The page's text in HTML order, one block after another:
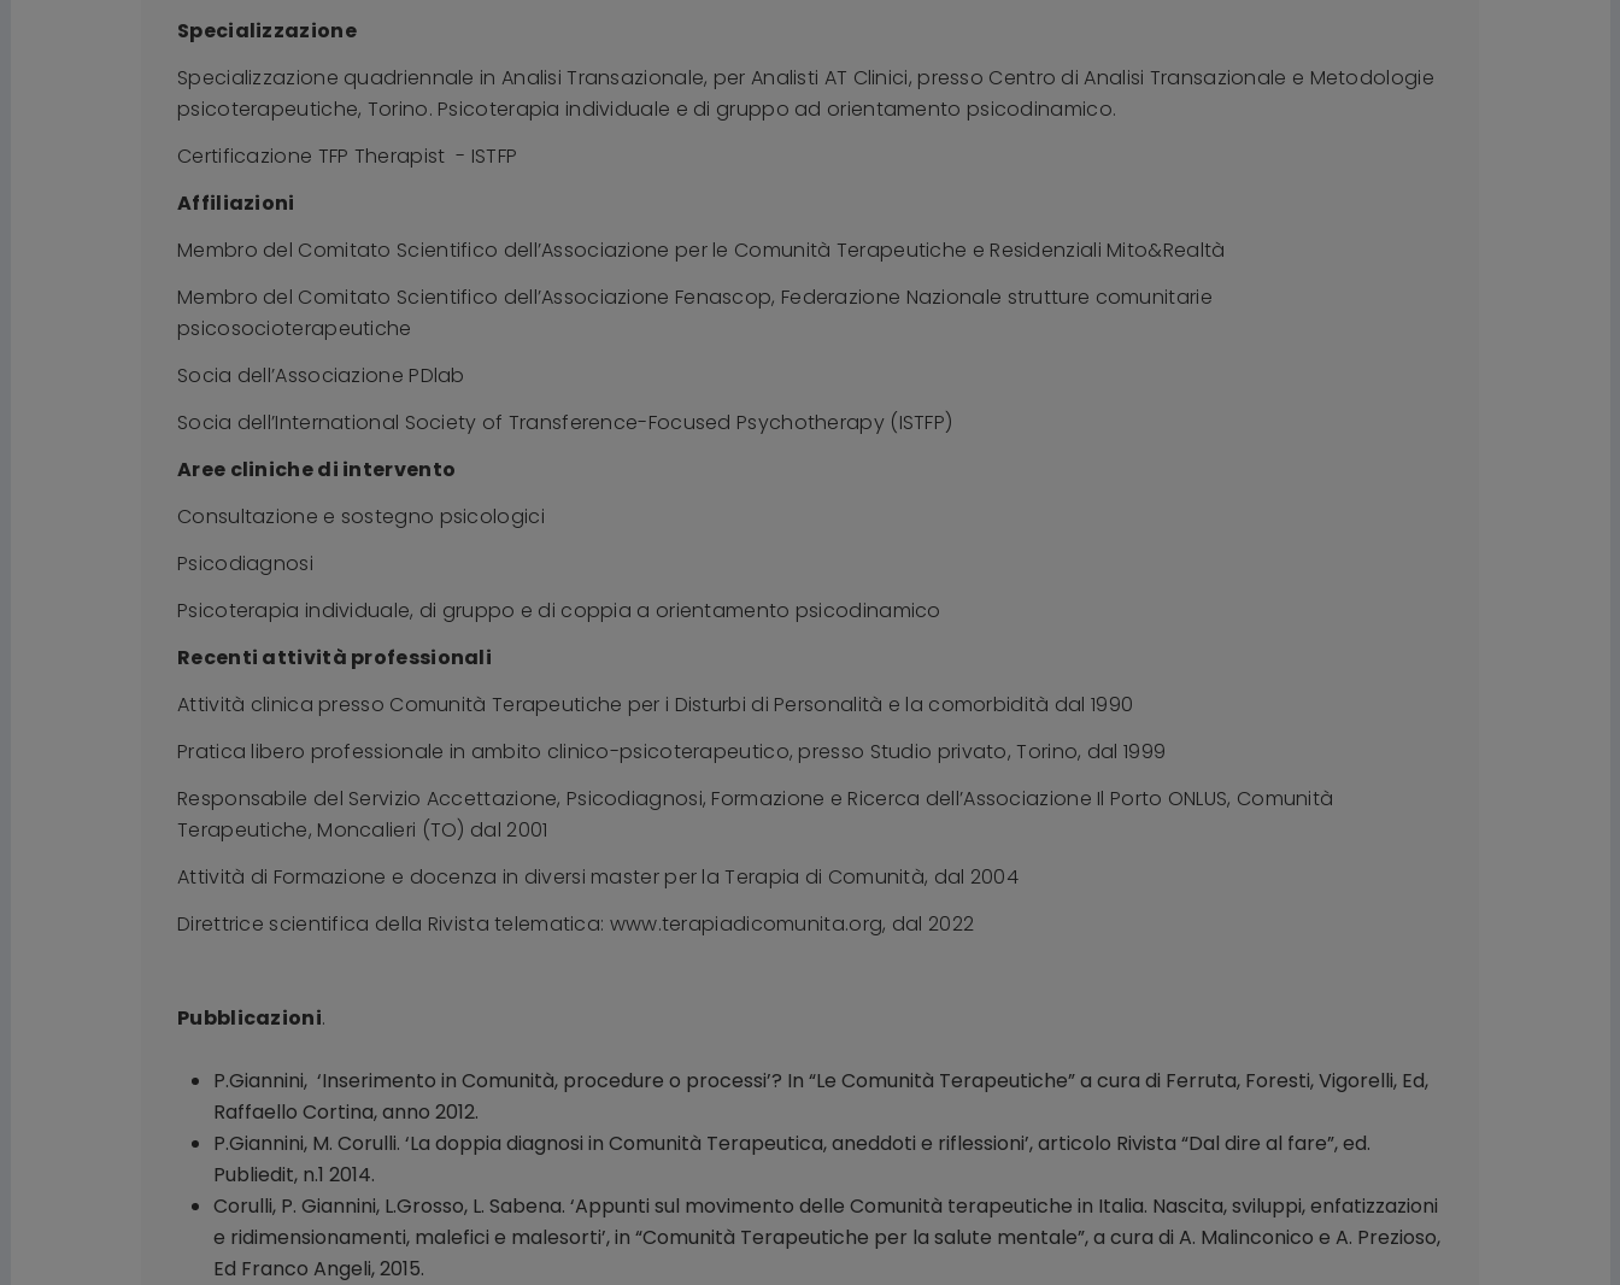
Specializzazione
Specializzazione quadriennale in Analisi Transazionale, per Analisti AT Clinici, presso Centro di Analisi Transazionale e Metodologie
psicoterapeutiche, Torino. Psicoterapia individuale e di gruppo ad orientamento psicodinamico.
Certificazione TFP Therapist - ISTFP
Affiliazioni
Membro del Comitato Scientifico dell’Associazione per le Comunità Terapeutiche e Residenziali Mito&Realtà
Membro del Comitato Scientifico dell’Associazione Fenascop, Federazione Nazionale strutture comunitarie
psicosocioterapeutiche
Socia dell’Associazione PDlab
Socia dell’International Society of Transference-Focused Psychotherapy (ISTFP)
Aree cliniche di intervento
Consultazione e sostegno psicologici
Psicodiagnosi
Psicoterapia individuale, di gruppo e di coppia a orientamento psicodinamico
Recenti attività professionali
Attività clinica presso Comunità Terapeutiche per i Disturbi di Personalità e la comorbidità dal 1990
Pratica libero professionale in ambito clinico-psicoterapeutico, presso Studio privato, Torino, dal 1999
Responsabile del Servizio Accettazione, Psicodiagnosi, Formazione e Ricerca dell’Associazione Il Porto ONLUS, Comunità
Terapeutiche, Moncalieri (TO) dal 2001
Attività di Formazione e docenza in diversi master per la Terapia di Comunità, dal 2004
Direttrice scientifica della Rivista telematica: www.terapiadicomunita.org, dal 2022
Pubblicazioni.
P.Giannini, ‘Inserimento in Comunità, procedure o processi’? In “Le Comunità Terapeutiche” a cura di Ferruta, Foresti, Vigorelli, Ed,
Raffaello Cortina, anno 2012.
P.Giannini, M. Corulli. ‘La doppia diagnosi in Comunità Terapeutica, aneddoti e riflessioni’, articolo Rivista “Dal dire al fare”, ed.
Publiedit, n.1 2014.
Corulli, P. Giannini, L.Grosso, L. Sabena. ‘Appunti sul movimento delle Comunità terapeutiche in Italia. Nascita, sviluppi, enfatizzazioni
e ridimensionamenti, malefici e malesorti’, in “Comunità Terapeutiche per la salute mentale”, a cura di A. Malinconico e A. Prezioso,
Ed Franco Angeli, 2015.